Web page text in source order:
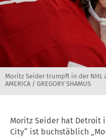
Moritz Seider trumpft in der NHL
AMERICA / GREGORY SHAMUS
Moritz Seider hat Detroit
City“ ist buchstäblich